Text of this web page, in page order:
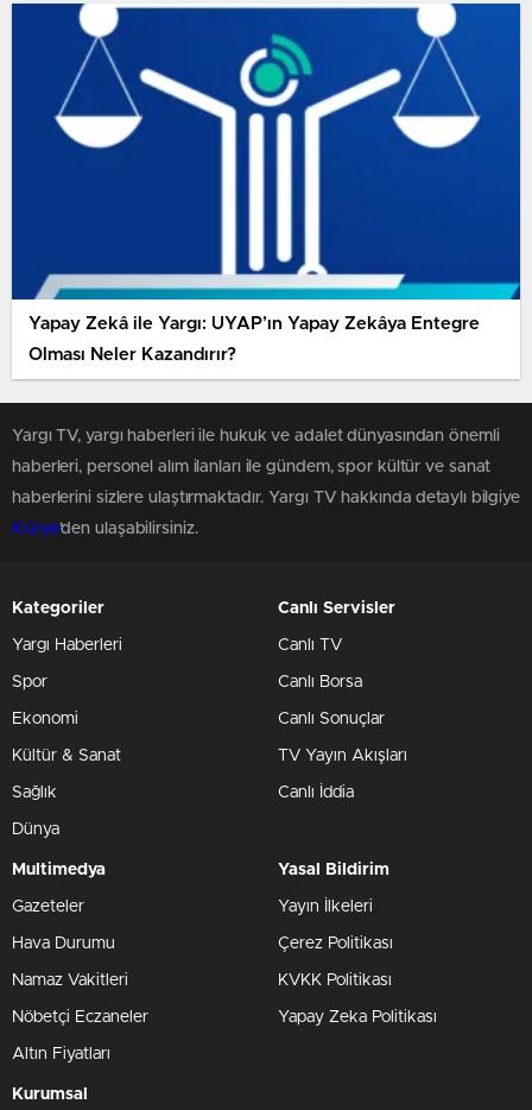
Yapay Zekâ ile Yargı: UYAP’ın Yapay Zekâya Entegre
Olması Neler Kazandırır?
Yargı TV, yargı haberleri ile hukuk ve adalet dünyasından önemli
haberleri, personel alım ilanları ile gündem, spor kültür ve sanat
haberlerini sizlere ulaştırmaktadır. Yargı TV hakkında detaylı bilgiye
Künye'den ulaşabilirsiniz.
Kategoriler
Yargı Haberleri
Spor
Ekonomi
Kültür & Sanat
Sağlık
Dünya
Canlı Servisler
Canlı TV
Canlı Borsa
Canlı Sonuçlar
TV Yayın Akışları
Canlı İddia
Multimedya
Gazeteler
Hava Durumu
Namaz Vakitleri
Nöbetçi Eczaneler
Altın Fiyatları
Yasal Bildirim
Yayın İlkeleri
Çerez Politikası
KVKK Politikası
Yapay Zeka Politikası
Kurumsal